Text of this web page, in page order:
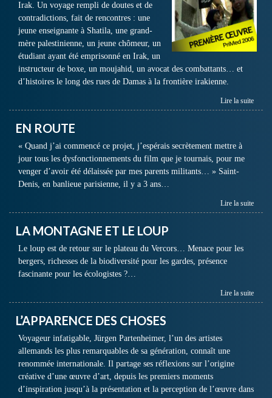
Irak. Un voyage rempli de doutes et de
contradictions, fait de rencontres : une
jeune enseignante à Shatila, une grand-
mère palestinienne, un jeune chômeur, un
étudiant ayant été emprisonné en Irak, un
instructeur de boxe, un moujahid, un avocat des combattants… et
d’histoires le long des rues de Damas à la frontière irakienne.
Lire la suite
EN ROUTE
« Quand j’ai commencé ce projet, j’espérais secrètement mettre à
jour tous les dysfonctionnements du film que je tournais, pour me
venger d’avoir été délaissée par mes parents militants… » Saint-
Denis, en banlieue parisienne, il y a 3 ans…
Lire la suite
LA MONTAGNE ET LE LOUP
Le loup est de retour sur le plateau du Vercors… Menace pour les
bergers, richesses de la biodiversité pour les gardes, présence
fascinante pour les écologistes ?…
Lire la suite
L’APPARENCE DES CHOSES
Voyageur infatigable, Jürgen Partenheimer, l’un des artistes
allemands les plus remarquables de sa génération, connaît une
renommée internationale. Il partage ses réflexions sur l’origine
créative d’une œuvre d’art, depuis les premiers moments
d’inspiration jusqu’à la présentation et la perception de l’œuvre dans